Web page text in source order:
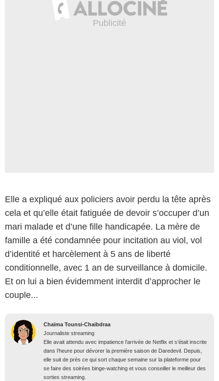
Elle a expliqué aux policiers avoir perdu la tête après
cela et qu’elle était fatiguée de devoir s’occuper d’un
mari malade et d’une fille handicapée. La mère de
famille a été condamnée pour incitation au viol, vol
d’identité et harcèlement à 5 ans de liberté
conditionnelle, avec 1 an de surveillance à domicile.
Et on lui a bien évidemment interdit d’approcher le
couple...
Chaïma Tounsi-Chaïbdraa
Journaliste streaming
Elle avait attendu avec impatience l’arrivée de Netflix et s’était inscrite
dans l’heure pour dévorer la première saison de Daredevil. Depuis,
elle suit de près ce qui sort chaque semaine sur la plateforme pour
se faire des soirées binge-watching et vous conseiller le meilleur des
sorties streaming.